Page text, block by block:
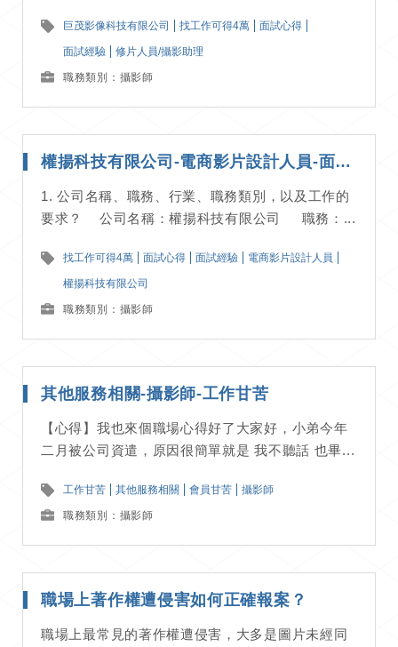
巨茂影像科技有限公司 找工作可得4萬 面試心得
面試經驗 修片人員/攝影助理
職務類別：攝影師
權揚科技有限公司-電商影片設計人員-面試經驗分享
1. 公司名稱、職務、行業、職務類別，以及工作的
要求？ 公司名稱：權揚科技有限公司 職務：...
找工作可得4萬 面試心得 面試經驗 電商影片設計人員
權揚科技有限公司
職務類別：攝影師
其他服務相關-攝影師-工作甘苦
【心得】我也來個職場心得好了大家好，小弟今年
二月被公司資遣，原因很簡單就是 我不聽話 也畢...
工作甘苦 其他服務相關 會員甘苦 攝影師
職務類別：攝影師
職場上著作權遭侵害如何正確報案？
職場上最常見的著作權遭侵害，大多是圖片未經同